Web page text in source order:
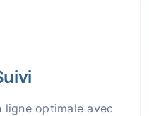
ligne optimale avec